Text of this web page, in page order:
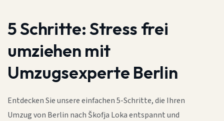
5 Schritte:Stress frei
umziehen mit
Umzugsexperte Berlin
Entdecken Sie unsere einfachen 5-Schritte, die Ihren
Umzug von Berlin nach Škofja Loka entspannt und